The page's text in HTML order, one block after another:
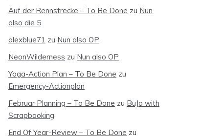
Auf der Rennstrecke – To Be Done zu Nun
also die 5
alexblue71 zu Nun also OP
NeonWilderness zu Nun also OP
Yoga-Action Plan – To Be Done zu
Emergency-Actionplan
Februar Planning – To Be Done zu BuJo with
Scrapbooking
End Of Year-Review – To Be Done zu